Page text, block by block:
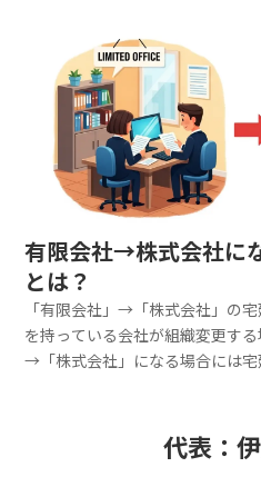
有限会社→株式会社に
とは？
「有限会社」→「株式会社」の
を持っている会社が組織変更する
→「株式会社」になる場合には
の手続きとなります。「有限会
するには、株主総会で定款変更
代表：